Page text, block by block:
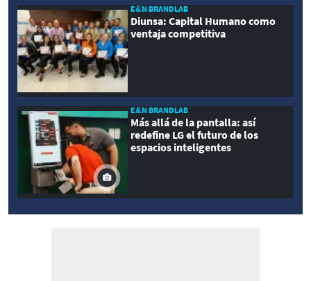
E&N BRANDLAB
Diunsa: Capital Humano como
ventaja competitiva
E&N BRANDLAB
Más allá de la pantalla: así
redefine LG el futuro de los
espacios inteligentes